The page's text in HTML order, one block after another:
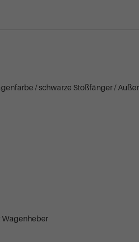
/ schwarze Stoßfänger /
Wagenheber